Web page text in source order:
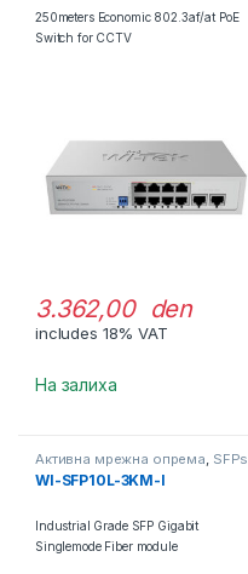
250meters Economic 802.3af/at PoE
Switch for CCTV
3.362,00 den
includes 18% VAT
На залиха
Активна мрежна опрема SFPs
WI-SFP10L-3KM-I
Industrial Grade SFP Gigabit
Singlemode Fiber module